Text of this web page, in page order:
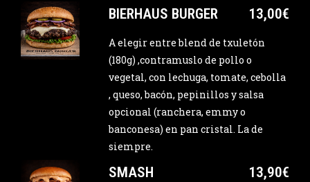
BIERHAUS BURGER 13,00€
A elegir entre blend de txuletón
(180g) ,contramuslo de pollo o
vegetal, con lechuga, tomate, cebolla
, queso, bacón, pepinillos y salsa
opcional (ranchera, emmy o
banconesa) en pan cristal. La de
siempre.
SMASH 13,90€